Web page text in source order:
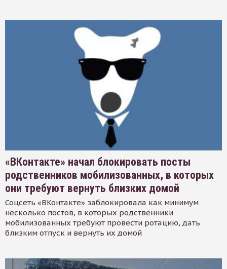
«ВКонтакте» начал блокировать посты
родственников мобилизованных, в которых
они требуют вернуть близких домой
Соцсеть «ВКонтакте» заблокировала как минимум
несколько постов, в которых родственники
мобилизованных требуют провести ротацию, дать
близким отпуск и вернуть их домой